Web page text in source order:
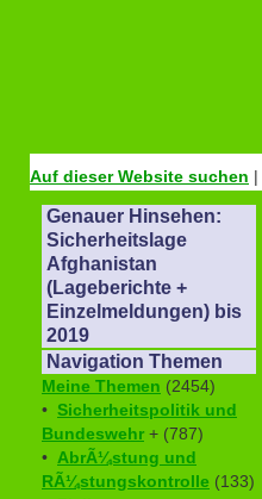
Auf dieser Website suchen |
Genauer Hinsehen:
Sicherheitslage
Afghanistan
(Lageberichte +
Einzelmeldungen) bis
2019
Navigation Themen
Meine Themen (2454)
• Sicherheitspolitik und
Bundeswehr + (787)
• AbrÃ¼stung und
RÃ¼stungskontrolle (133)